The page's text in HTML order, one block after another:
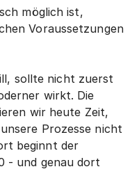
möglich ist,
Voraussetzungen
sollte nicht zuerst
wirkt. Die
wir heute Zeit,
Prozesse nicht
beginnt der
- und genau dort